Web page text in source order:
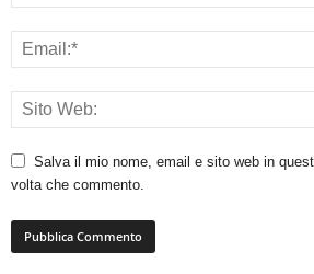
Salva il mio nome, email e sito web in
volta che commento.